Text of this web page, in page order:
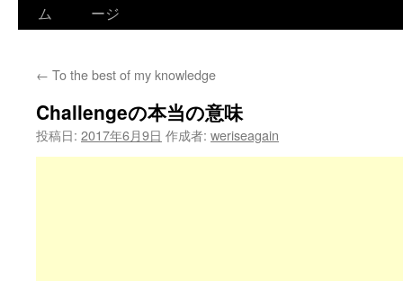
ム
ージ
← To the best of my knowledge
Challengeの本当の意味
投稿日: 2017年6月9日 作成者: weriseagain